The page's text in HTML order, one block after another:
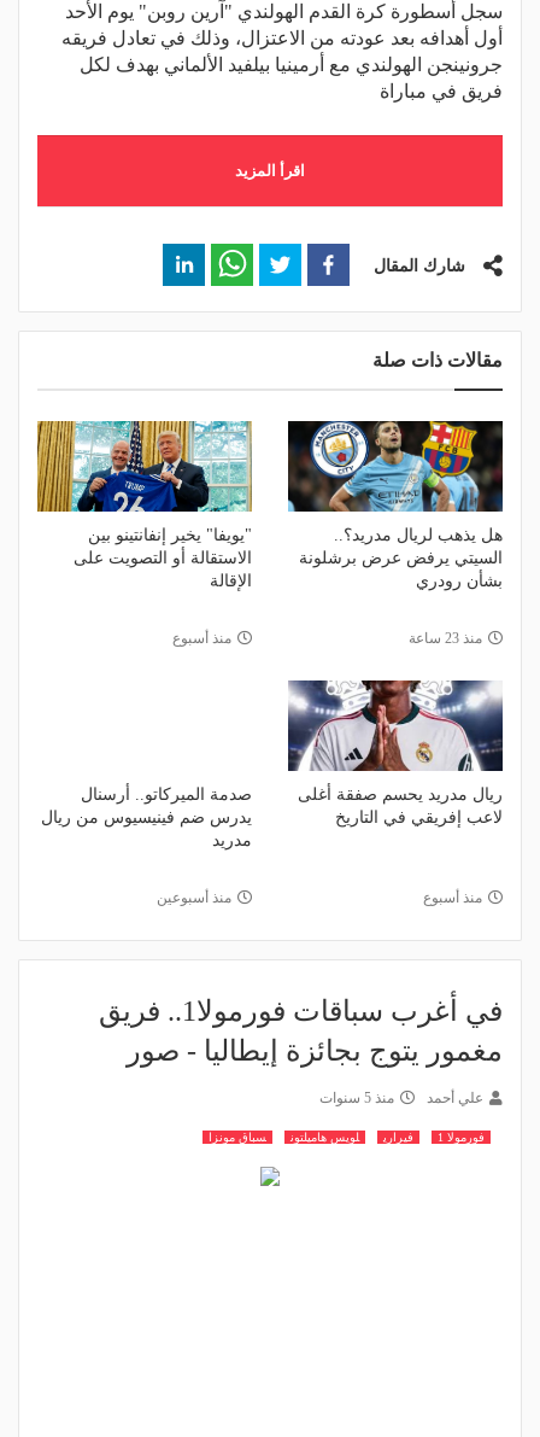
سجل أسطورة كرة القدم الهولندي "آرين روبن" يوم الأحد
أول أهدافه بعد عودته من الاعتزال، وذلك في تعادل فريقه
جرونينجن الهولندي مع أرمينيا بيلفيد الألماني بهدف لكل
فريق في مباراة
اقرأ المزيد
شارك المقال
مقالات ذات صلة
هل يذهب لريال مدريد؟..
السيتي يرفض عرض برشلونة
بشأن رودري
منذ 23 ساعة
"يويفا" يخير إنفانتينو بين
الاستقالة أو التصويت على
الإقالة
منذ أسبوع
ريال مدريد يحسم صفقة أغلى
لاعب إفريقي في التاريخ
منذ أسبوع
صدمة الميركاتو.. أرسنال
يدرس ضم فينيسيوس من ريال
مدريد
منذ أسبوعين
في أغرب سباقات فورمولا1.. فريق
مغمور يتوج بجائزة إيطاليا - صور
علي أحمد منذ 5 سنوات
فورمولا 1 فيراري لويس هاميلتون سباق مونزا